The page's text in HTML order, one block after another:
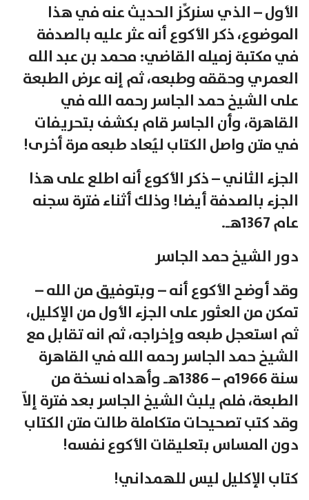
الأول – الذي سنركِّز الحديث عنه في هذا
الموضوع، ذكر الأكوع أنه عثر عليه بالصدفة
في مكتبة زميله القاضي: محمد بن عبد الله
العمري وحققه وطبعه، ثم إنه عرض الطبعة
على الشيخ حمد الجاسر رحمه الله في
القاهرة، وأن الجاسر قام بكشف بتحريفات
في متن واصل الكتاب ليُعاد طبعه مرة أخرى!
الجزء الثاني – ذكر الأكوع أنه اطلع على هذا
الجزء بالصدفة أيضا! وذلك أثناء فترة سجنه
عام 1367هـ.
دور الشيخ حمد الجاسر
وقد أوضح الأكوع أنه – وبتوفيق من الله –
تمكن من العثور على الجزء الأول من الإكليل،
ثم استعجل طبعه وإخراجه، ثم انه تقابل مع
الشيخ حمد الجاسر رحمه الله في القاهرة
سنة 1966م – 1386هـ وأهداه نسخة من
الطبعة، فلم يلبث الشيخ الجاسر بعد فترة إلاّ
وقد كتب تصحيحات متكاملة طالت متن الكتاب
دون المساس بتعليقات الأكوع نفسه!
كتاب الإكليل ليس للهمداني!